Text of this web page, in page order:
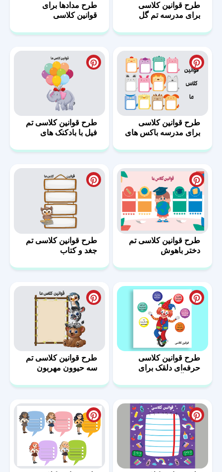
طرح قوانین کلاسی
برای مدرسه تم گل
طرح مدادها برای
قوانین کلاسی
طرح قوانین کلاسی
برای مدرسه باکس های
طرح قوانین کلاسی تم
فیل با بادکنک های
طرح قوانین کلاسی تم
دختر باهوش
طرح قوانین کلاسی تم
جغد و کتاب
طرح قوانین کلاسی
حرفه‌ای دلقک برای
طرح قوانین کلاسی تم
سه حیوون مهربون